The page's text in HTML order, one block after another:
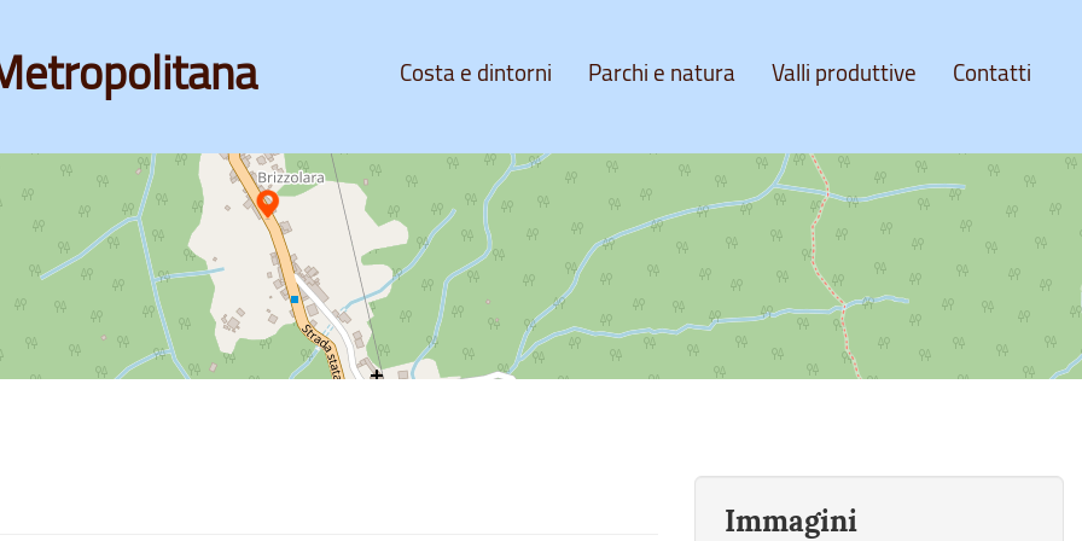
Costa e dintorni Parchi e natura Valli produttive Contatti
Immagini